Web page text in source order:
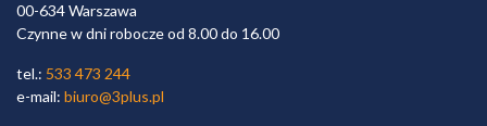
00-634 Warszawa
Czynne w dni robocze od 8.00 do 16.00
tel.: 533 473 244
e-mail: biuro@3plus.pl